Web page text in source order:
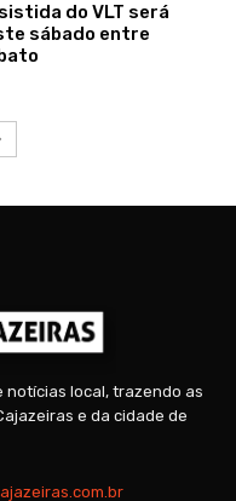
do VLT será
sábado entre
notícias local, trazendo as
e da cidade de